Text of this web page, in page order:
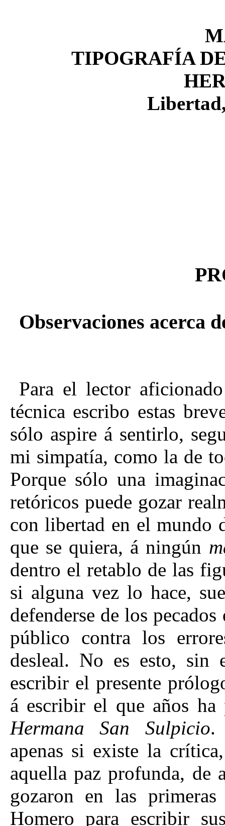
TIPOGRAFÍA
Observaciones acerca
Para el lector
técnica escribo estas
sólo aspire á sentirlo,
mi simpatía, como la de
Porque sólo una
retóricos puede gozar
con libertad en el mundo
que se quiera, á ningún
dentro el retablo de las
si alguna vez lo hace,
defenderse de los
público contra los
desleal. No es esto, sin
escribir el presente
á escribir el que años
Hermana San Sulpicio.
apenas si existe la
aquella paz profunda, de
gozaron en las
Homero para escribir